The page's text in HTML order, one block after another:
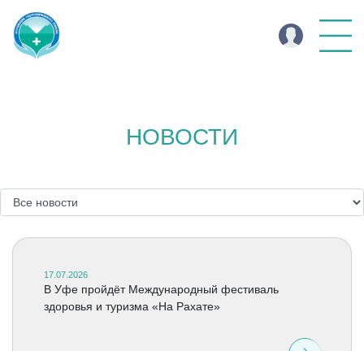
НОВОСТИ
17.07.2026
В Уфе пройдёт Международный фестиваль
здоровья и туризма «На Рахате»